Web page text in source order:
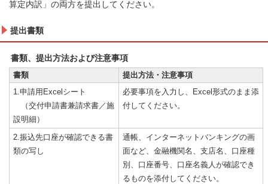
算定内訳」の両方を提出してください。
提出書類
書類、提出方法および注意事項
書類
提出方法・注意事項
1.申請用Excelシート
（交付申請書兼請求書／施
設明細）
必要事項を入力し、Excel形式のまま添
付してください。
2.振込先口座が確認できる書
類の写し
通帳、インターネットバンキングの画
面など、金融機関名、支店名、口座種
別、口座番号、口座名義人が確認でき
るものを添付してください。